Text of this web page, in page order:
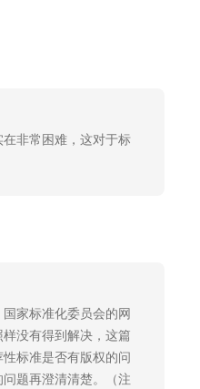
非常困难，这对于标
家标准化委员会的网
没有得到解决，这篇
标准是否有版权的问
题再澄清清楚。（注